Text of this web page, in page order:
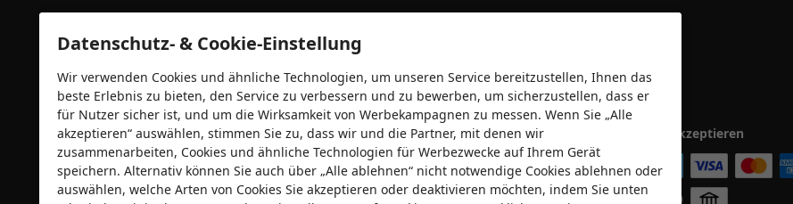
Sicherheitszertifizierungen Wir akzeptieren
Datenschutz- & Cookie-Einstellung
Wir verwenden Cookies und ähnliche Technologien, um unseren Service bereitzustellen, Ihnen das
beste Erlebnis zu bieten, den Service zu verbessern und zu bewerben, um sicherzustellen, dass er
für Nutzer sicher ist, und um die Wirksamkeit von Werbekampagnen zu messen. Wenn Sie „Alle
akzeptieren“ auswählen, stimmen Sie zu, dass wir und die Partner, mit denen wir
zusammenarbeiten, Cookies und ähnliche Technologien für Werbezwecke auf Ihrem Gerät
speichern. Alternativ können Sie auch über „Alle ablehnen“ nicht notwendige Cookies ablehnen oder
auswählen, welche Arten von Cookies Sie akzeptieren oder deaktivieren möchten, indem Sie unten